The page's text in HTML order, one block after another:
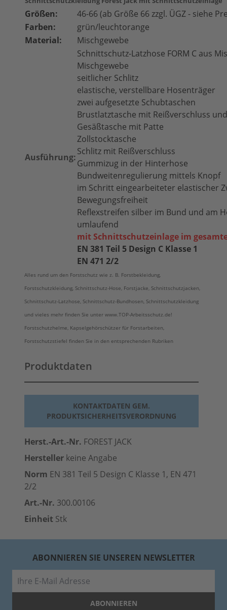
Größen:
46-66 (ab Größe 66 zzgl. ÜGZ - siehe
Farben:
grün/leuchtorange
Material:
Mischgewebe
Ausführung:
Schnittschutz-Latzhose FORM C aus
Mischgewebe
seitlicher Schlitz
elastische, verstellbare Hosenträger
zwei aufgesetzte Schubtaschen
Brustlatztasche mit Reißverschluss
Gesäßtasche mit Patte
Zollstocktasche
Schlitz mit Reißverschluss
Gummizug in der Hinterhose
Bundweitenregulierung mittels Knopf
im Schritt eingearbeiteter elastischer
Bewegungsfreiheit
Reflexstreifen silber im Bund und am
umlaufend
mit Schnittschutzeinlage im
EN 381 Teil 5 Design C Klasse 1
EN 471 2/2
Alles rund um den Forstschutz wie z. B. Forstbekleidung,
Forstschutzkleidung, Schnittschutz-Hose, Forstjacke, Schnittschutzjacken,
Schnittschutz-Latzhose, Schnittschutz-Bundhosen, Schnittschutzkleidung
und vieles mehr finden Sie unter www.TOP-Arbeitsschutz.de!
Forstschutzhelme, Kapselgehörschützer für Forstarbeiten,
Forstschutzstiefel finden Sie in den entsprechenden Rubriken
Produktdaten
KONTAKTDATEN GEM.
PRODUKTSICHERHEITSVERORDNUNG
Herst.-Art.-Nr. FOREST JACK
Hersteller keine Angabe
Norm EN 381 Teil 5 Design C Klasse 1, EN 471
2/2
Art.-Nr. 300.00106
Einheit Stk
ABONNIEREN SIE UNSEREN NEWSLETTER
ABONNIEREN